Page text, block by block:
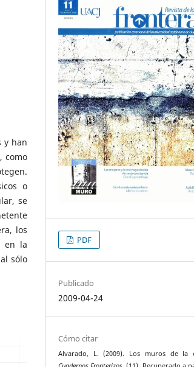
y han
como
o
se
los
en la
sólo
PDF
Publicado
2009-04-24
Cómo citar
Alvarado, L. (2009). Los muros de la